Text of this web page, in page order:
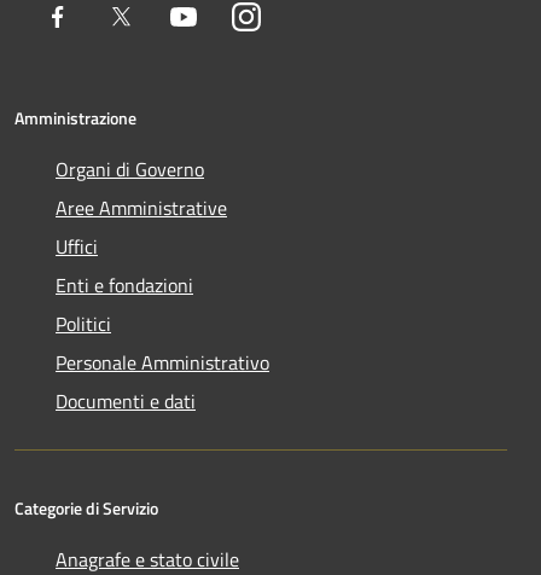
Facebook Twitter YoutubeInstagram
Amministrazione
Organi di Governo
Aree Amministrative
Uffici
Enti e fondazioni
Politici
Personale Amministrativo
Documenti e dati
Categorie di Servizio
Anagrafe e stato civile